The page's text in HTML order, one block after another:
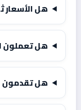
هل الأسعار
هل تعملون
هل تقدمون